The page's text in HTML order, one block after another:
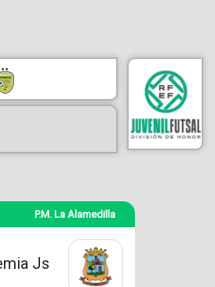
P.M. La Alamedilla
Js